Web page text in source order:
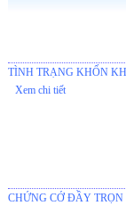
TÌNH TRẠNG KHỐN
Xem chi tiết
CHỨNG CỚ ĐẦY TRỌN